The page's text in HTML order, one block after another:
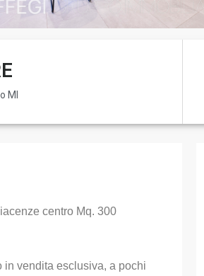
MI
centro Mq. 300
vendita esclusiva, a pochi